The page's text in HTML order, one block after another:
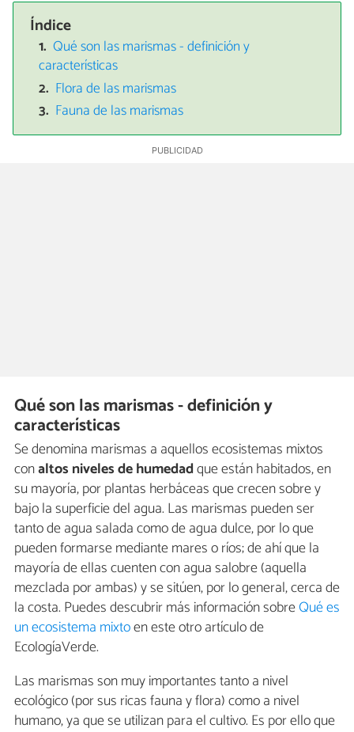
Índice
Qué son las marismas - definición y
características
Flora de las marismas
Fauna de las marismas
Qué son las marismas - definición y
características
Se denomina marismas a aquellos ecosistemas mixtos
conaltos niveles de humedadque están habitados, en
su mayoría, por plantas herbáceas que crecen sobre y
bajo la superficie del agua. Las marismas pueden ser
tanto de agua salada como de agua dulce, por lo que
pueden formarse mediante mares o ríos; de ahí que la
mayoría de ellas cuenten con agua salobre (aquella
mezclada por ambas) y se sitúen, por lo general, cerca de
la costa. Puedes descubrir más información sobreQué es
un ecosistema mixtoen este otro artículo de
EcologíaVerde.
Las marismas son muy importantes tanto a nivel
ecológico (por sus ricas fauna y flora) como a nivel
humano, ya que se utilizan para el cultivo. Es por ello que